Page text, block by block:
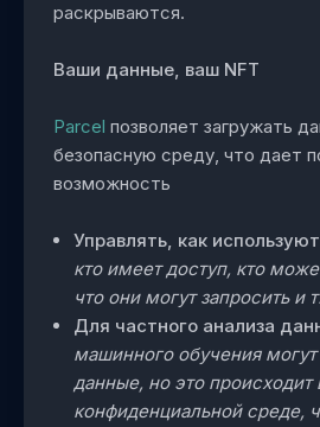
раскрываются.
Ваши данные, ваш NFT
Parcel позволяет загружать
безопасную среду, что дает
возможность
Управлять, как
кто имеет доступ, кто
что они могут запросить и
Для частного анализа
машинного обучения
данные, но это происходит
конфиденциальной среде,